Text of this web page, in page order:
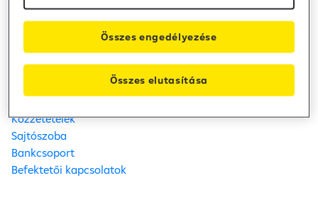
Raiffeisen Bank
Kapcsolat
Telefon: +36 80 488 588
Fiók- és ATM kereső
Közzétételek
Sajtószoba
Bankcsoport
Befektetői kapcsolatok
Összes elutasítása
Összes engedélyezése